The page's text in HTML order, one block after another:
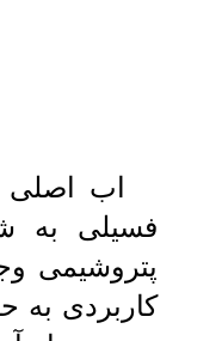
اب اصلی
فسیلی به
پتروشیمی
کاربردی به